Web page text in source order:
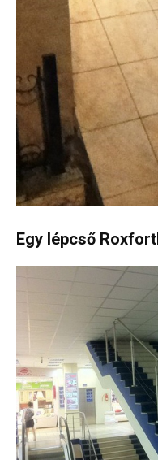
Egy lépcső